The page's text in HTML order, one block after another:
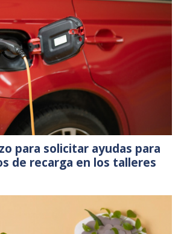
para solicitar ayudas para
de recarga en los talleres